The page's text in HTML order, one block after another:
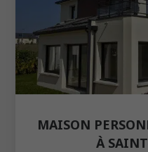
MAISON
À